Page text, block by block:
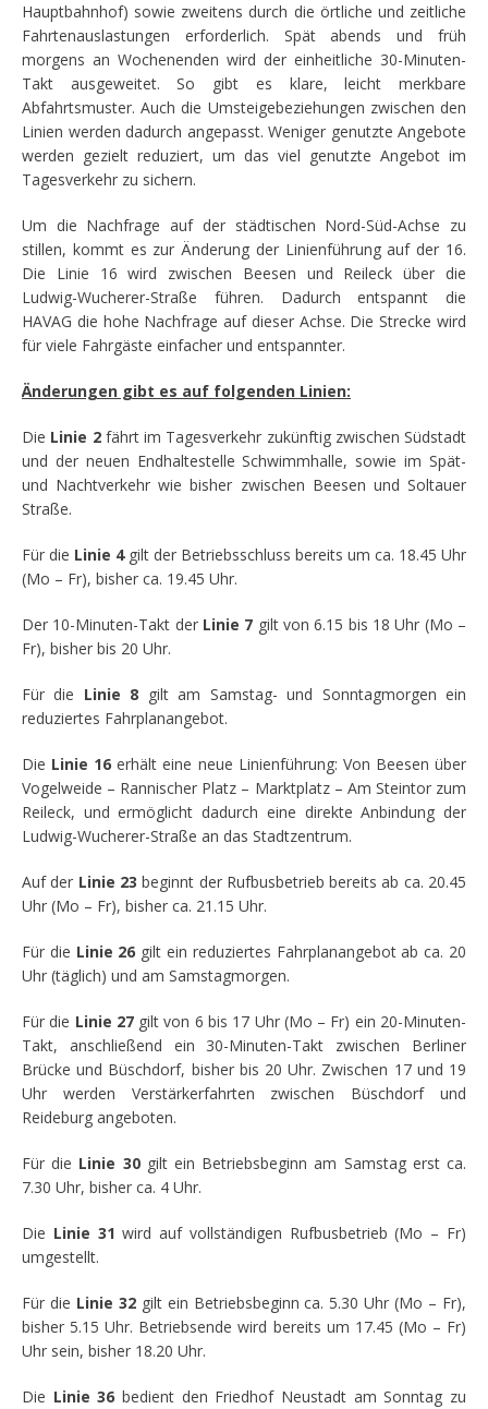
Hauptbahnhof) sowie zweitens durch die örtliche und zeitliche
Fahrtenauslastungen erforderlich. Spät abends und früh
morgens an Wochenenden wird der einheitliche 30-Minuten-
Takt ausgeweitet. So gibt es klare, leicht merkbare
Abfahrtsmuster. Auch die Umsteigebeziehungen zwischen den
Linien werden dadurch angepasst. Weniger genutzte Angebote
werden gezielt reduziert, um das viel genutzte Angebot im
Tagesverkehr zu sichern.
Um die Nachfrage auf der städtischen Nord-Süd-Achse zu
stillen, kommt es zur Änderung der Linienführung auf der 16.
Die Linie 16 wird zwischen Beesen und Reileck über die
Ludwig-Wucherer-Straße führen. Dadurch entspannt die
HAVAG die hohe Nachfrage auf dieser Achse. Die Strecke wird
für viele Fahrgäste einfacher und entspannter.
Änderungen gibt es auf folgenden Linien:
Die Linie 2fährt im Tagesverkehr zukünftig zwischen Südstadt
und der neuen Endhaltestelle Schwimmhalle, sowie im Spät-
und Nachtverkehr wie bisher zwischen Beesen und Soltauer
Straße.
Für die Linie 4gilt der Betriebsschluss bereits um ca. 18.45 Uhr
(Mo – Fr), bisher ca. 19.45 Uhr.
Der 10-Minuten-Takt derLinie 7 gilt von 6.15 bis 18 Uhr (Mo –
Fr), bisher bis 20 Uhr.
Für die Linie 8 gilt am Samstag- und Sonntagmorgen ein
reduziertes Fahrplanangebot.
Die Linie 16 erhält eine neue Linienführung: Von Beesen über
Vogelweide – Rannischer Platz – Marktplatz – Am Steintor zum
Reileck, und ermöglicht dadurch eine direkte Anbindung der
Ludwig-Wucherer-Straße an das Stadtzentrum.
Auf der Linie 23 beginnt der Rufbusbetrieb bereits ab ca. 20.45
Uhr (Mo – Fr), bisher ca. 21.15 Uhr.
Für die Linie 26 gilt ein reduziertes Fahrplanangebot ab ca. 20
Uhr (täglich) und am Samstagmorgen.
Für die Linie 27gilt von 6 bis 17 Uhr (Mo – Fr) ein 20-Minuten-
Takt, anschließend ein 30-Minuten-Takt zwischen Berliner
Brücke und Büschdorf, bisher bis 20 Uhr. Zwischen 17 und 19
Uhr werden Verstärkerfahrten zwischen Büschdorf und
Reideburg angeboten.
Für die Linie 30gilt ein Betriebsbeginn am Samstag erst ca.
7.30 Uhr, bisher ca. 4 Uhr.
Die Linie 31 wird auf vollständigen Rufbusbetrieb (Mo – Fr)
umgestellt.
Für die Linie 32gilt ein Betriebsbeginn ca. 5.30 Uhr (Mo – Fr),
bisher 5.15 Uhr. Betriebsende wird bereits um 17.45 (Mo – Fr)
Uhr sein, bisher 18.20 Uhr.
Die Linie 36 bedient den Friedhof Neustadt am Sonntag zu